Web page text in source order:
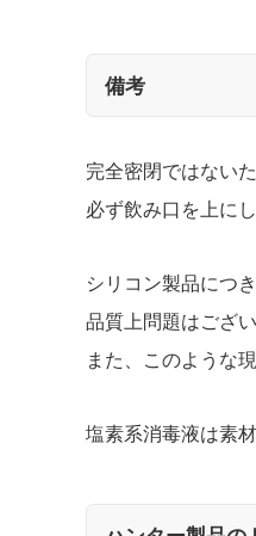
備考
完全密閉ではない
必ず飲み口を上に
シリコン製品につ
品質上問題はござ
また、このような
塩素系消毒液は素